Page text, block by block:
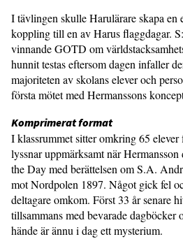
I tävlingen skulle Harulärare skapa en
koppling till en av Harus flaggdagar.
vinnande GOTD om
hunnit testas eftersom dagen infaller
majoriteten av skolans elever och
första mötet med Hermanssons
Komprimerat format
I klassrummet sitter omkring 65
lyssnar uppmärksamt när
the Day med berättelsen om S.A.
mot Nordpolen 1897. Något gick fel
deltagare omkom. Först 33 år senare
tillsammans med bevarade dagböcker
hände är ännu i dag ett mysterium.